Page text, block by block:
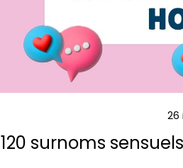
26
120 surnoms